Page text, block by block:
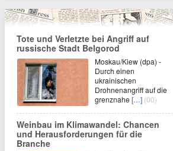
Tote und Verletzte bei Angriff auf
russische Stadt Belgorod
Moskau/Kiew (dpa) -
Durch einen
ukrainischen
Drohnenangriff auf die
grenznahe […] (00)
Weinbau im Klimawandel: Chancen
und Herausforderungen für die
Branche